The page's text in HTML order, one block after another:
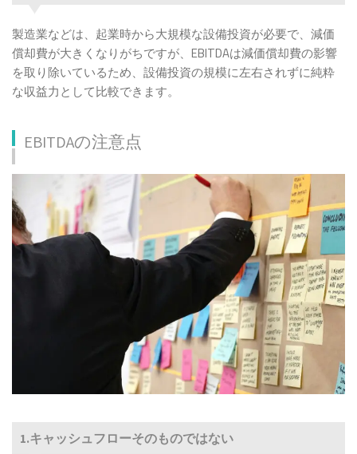
製造業などは、起業時から大規模な設備投資が必要で、減価
償却費が大きくなりがちですが、EBITDAは減価償却費の影響
を取り除いているため、設備投資の規模に左右されずに純粋
な収益力として比較できます。
EBITDAの注意点
1.キャッシュフローそのものではない